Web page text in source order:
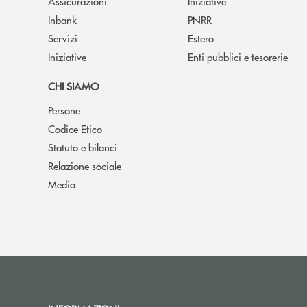
Inbank
Servizi
Iniziative
PNRR
Estero
Enti pubblici e tesorerie
CHI SIAMO
Persone
Codice Etico
Statuto e bilanci
Relazione sociale
Media